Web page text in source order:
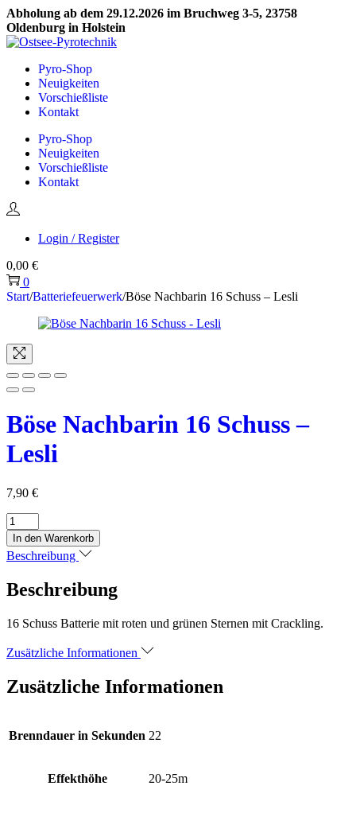
Abholung ab dem 29.12.2026 im Bruchweg 3-5, 23758
Oldenburg in Holstein
Skip
navigation
Skip
contentPyro-Shop
Neuigkeiten
Vorschießliste
Kontakt
Pyro-Shop
Neuigkeiten
Vorschießliste
Kontakt
Login / Register
0,00 €
0
Start/Batteriefeuerwerk/Böse Nachbarin 16 Schuss – Lesli
Böse Nachbarin 16 Schuss –
Lesli
7,90 €
Böse
Nachbarin
16
Schuss
Lesli
In den Warenkorb
Beschreibung
Beschreibung
16 Schuss Batterie mit roten und grünen Sternen mit Crackling.
Zusätzliche Informationen
Zusätzliche Informationen
Brenndauer in Sekunden 22
Effekthöhe 20-25m